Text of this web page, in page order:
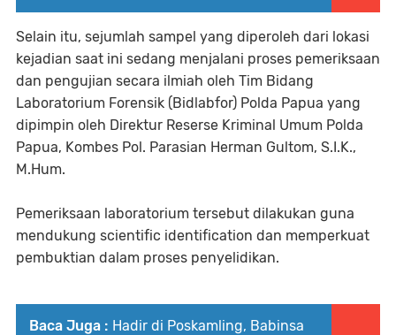
Selain itu, sejumlah sampel yang diperoleh dari lokasi
kejadian saat ini sedang menjalani proses pemeriksaan
dan pengujian secara ilmiah oleh Tim Bidang
Laboratorium Forensik (Bidlabfor) Polda Papua yang
dipimpin oleh Direktur Reserse Kriminal Umum Polda
Papua, Kombes Pol. Parasian Herman Gultom, S.I.K.,
M.Hum.
Pemeriksaan laboratorium tersebut dilakukan guna
mendukung scientific identification dan memperkuat
pembuktian dalam proses penyelidikan.
Baca Juga : Hadir di Poskamling, Babinsa